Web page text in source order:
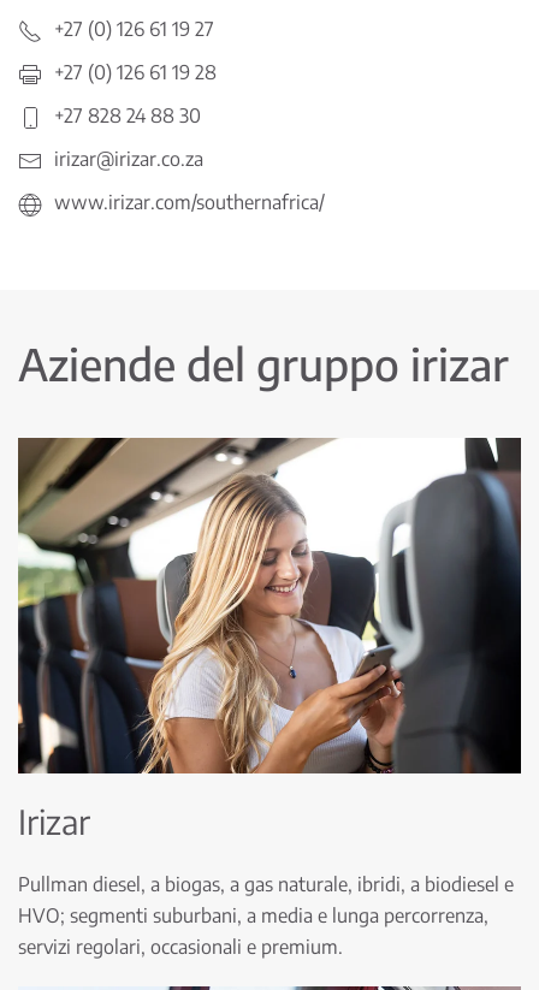
+27 (0) 126 61 19 27
+27 (0) 126 61 19 28
+27 828 24 88 30
irizar@irizar.co.za
www.irizar.com/southernafrica/
Aziende del gruppo irizar
Irizar
Pullman diesel, a biogas, a gas naturale, ibridi, a biodiesel e
HVO; segmenti suburbani, a media e lunga percorrenza,
servizi regolari, occasionali e premium.